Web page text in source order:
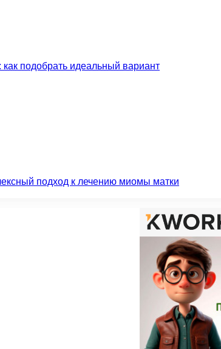
подобрать идеальный вариант
подход к лечению миомы матки